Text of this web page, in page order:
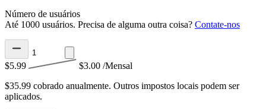
Número de usuários
Até 1000 usuários. Precisa de alguma outra coisa? Contate-nos
$5.99 $3.00 /Mensal
$35.99 cobrado anualmente. Outros impostos locais podem ser
aplicados.